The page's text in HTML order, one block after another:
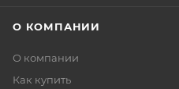
О КОМПАНИИ
О компании
Как купить